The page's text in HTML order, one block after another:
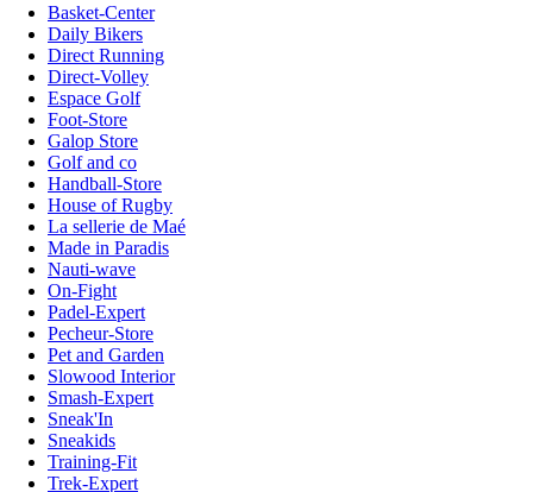
Basket-Center
Daily Bikers
Direct Running
Direct-Volley
Espace Golf
Foot-Store
Galop Store
Golf and co
Handball-Store
House of Rugby
La sellerie de Maé
Made in Paradis
Nauti-wave
On-Fight
Padel-Expert
Pecheur-Store
Pet and Garden
Slowood Interior
Smash-Expert
Sneak'In
Sneakids
Training-Fit
Trek-Expert